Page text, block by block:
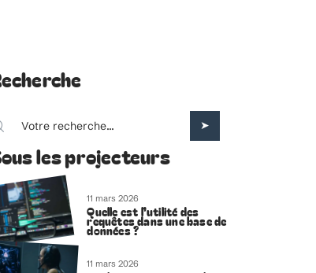
les projecteurs
11 mars 2026
Quelle est l’utilité des
requêtes dans une base de
données ?
11 mars 2026